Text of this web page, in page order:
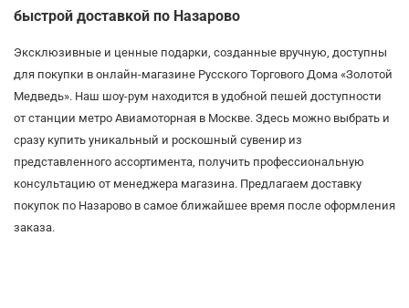
быстрой доставкой по Назарово
Эксклюзивные и ценные подарки, созданные вручную, доступны
для покупки в онлайн-магазине Русского Торгового Дома «Золотой
Медведь». Наш шоу-рум находится в удобной пешей доступности
от станции метро Авиамоторная в Москве. Здесь можно выбрать и
сразу купить уникальный и роскошный сувенир из
представленного ассортимента, получить профессиональную
консультацию от менеджера магазина. Предлагаем доставку
покупок по Назарово в самое ближайшее время после оформления
заказа.